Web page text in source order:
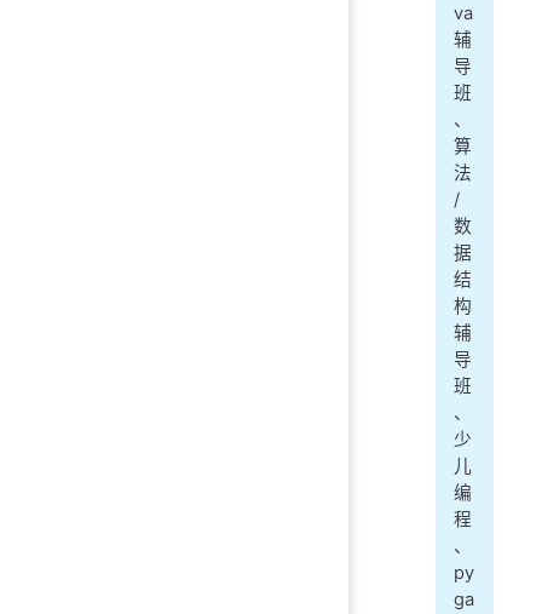
va
辅
导
班
、
算
法
/
数
据
结
构
辅
导
班
、
少
儿
编
程
、
py
ga